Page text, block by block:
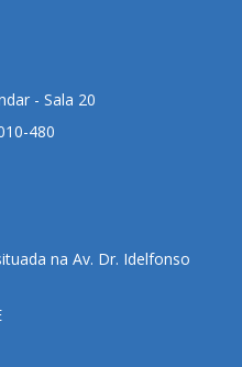
- Sala 20
480
na Av. Dr. Idelfonso